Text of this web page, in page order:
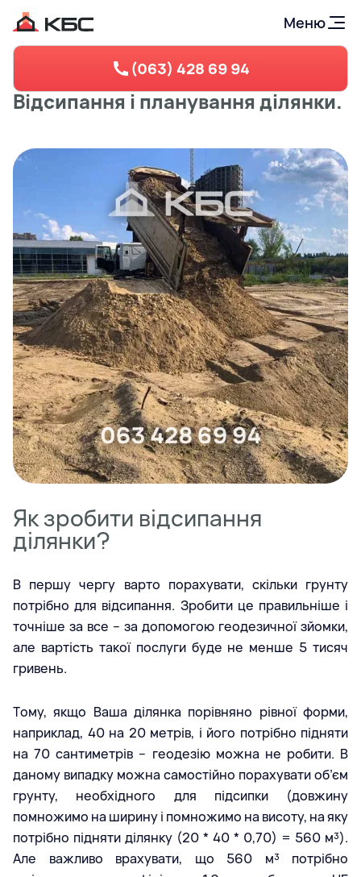
Меню
(063) 428 69 94
Відсипання і планування ділянки.
Як зробити відсипання
ділянки?
В першу чергу варто порахувати, скільки грунту
потрібно для відсипання. Зробити це правильніше і
точніше за все – за допомогою геодезичної зйомки,
але вартість такої послуги буде не менше 5 тисяч
гривень.
Тому, якщо Ваша ділянка порівняно рівної форми,
наприклад, 40 на 20 метрів, і його потрібно підняти
на 70 сантиметрів – геодезію можна не робити. В
даному випадку можна самостійно порахувати об’єм
грунту, необхідного для підсипки (довжину
помножимо на ширину і помножимо на висоту, на яку
потрібно підняти ділянку (20 * 40 * 0,70) = 560 м³).
Але важливо врахувати, що 560 м³ потрібно